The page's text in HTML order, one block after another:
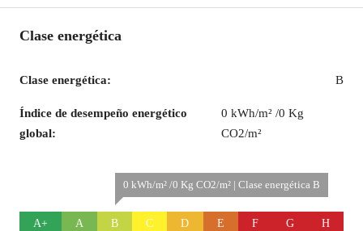
Clase energética
Clase energética: B
Índice de desempeño energético
global:
0 kWh/m² /0 Kg
CO2/m²
A+ A
0 kWh/m² /0 Kg CO2/m² | Clase energética B
B C D E F G H